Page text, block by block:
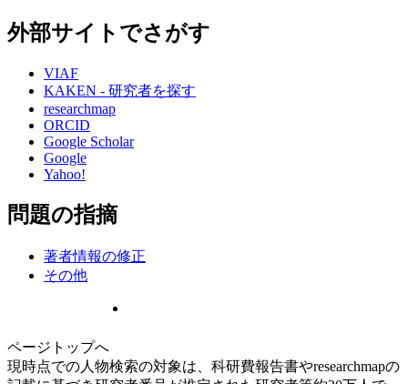
外部サイトでさがす
VIAF
KAKEN - 研究者を探す
researchmap
ORCID
Google Scholar
Google
Yahoo!
問題の指摘
著者情報の修正
その他
ページトップへ
現時点での人物検索の対象は、科研費報告書やresearchmapの